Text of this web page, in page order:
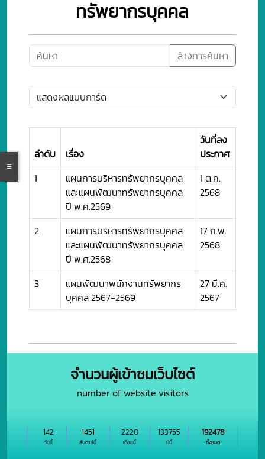
ทรัพยากรบุคคล
ล้างการค้นหา
ลำดับ เรื่อง
วันที่ลง
ประกาศ
1
แผนการบริหารทรัพยากรบุคคล
และแผนพัฒนาทรัพยากรบุคคล
ปี พ.ศ.2569
1 ต.ค.
2568
2
แผนการบริหารทรัพยากรบุคคล
และแผนพัฒนาทรัพยากรบุคคล
ปี พ.ศ.2568
17 ก.พ.
2568
3
แผนพัฒนาพนักงานทรัพยากร
บุคคล 2567-2569
27 มี.ค.
2567
จำนวนผู้เข้าชมเว็บไซต์
number of website visitors
วันนี้
142
สัปดาห์นี้
1451
เดือนนี้
2220
ปีนี้
133755
ทั้งหมด
192478